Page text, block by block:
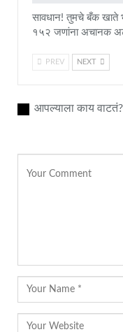
सावधान! तुमचे बँक खाते
१५२ जणांना अचानक
PREV NEXT
आपल्याला काय वाटतं?